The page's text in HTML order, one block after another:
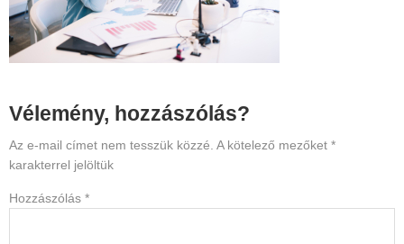
Reader
Interactions
Vélemény, hozzászólás?
Az e-mail címet nem tesszük közzé. A kötelező mezőket *
karakterrel jelöltük
Hozzászólás *